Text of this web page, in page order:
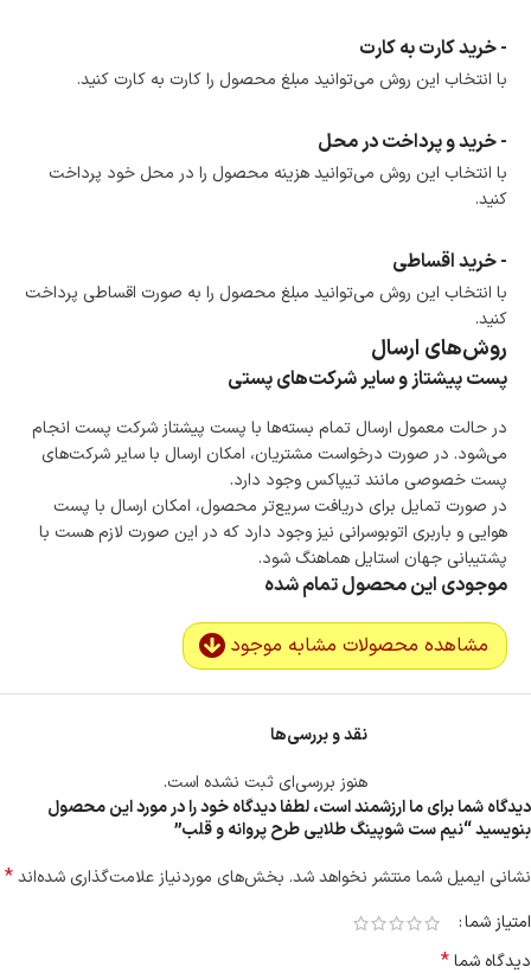
- خرید کارت به کارت
با انتخاب این روش می‌توانید مبلغ محصول را کارت به کارت کنید.
- خرید و پرداخت در محل
با انتخاب این روش می‌توانید هزینه محصول را در محل خود پرداخت
کنید.
- خرید اقساطی
با انتخاب این روش می‌توانید مبلغ محصول را به صورت اقساطی پرداخت
کنید.
روش‌های ارسال
پست پیشتاز و سایر شرکت‌های پستی
در حالت معمول ارسال تمام بسته‌ها با پست پیشتاز شرکت پست انجام
می‌شود. در صورت درخواست مشتریان، امکان ارسال با سایر شرکت‌های
پست خصوصی مانند تیپاکس وجود دارد.
در صورت تمایل برای دریافت سریع‌تر محصول، امکان ارسال با پست
هوایی و باربری اتوبوسرانی نیز وجود دارد که در این صورت لازم هست با
پشتیبانی جهان استایل هماهنگ شود.
موجودی این محصول تمام شده
مشاهده محصولات مشابه موجود
نقد و بررسی‌ها
هنوز بررسی‌ای ثبت نشده است.
دیدگاه شما برای ما ارزشمند است، لطفا دیدگاه خود را در مورد این محصول
بنویسید “نیم ست شوپینگ طلایی طرح پروانه و قلب”
نشانی ایمیل شما منتشر نخواهد شد. بخش‌های موردنیاز علامت‌گذاری شده‌اند*
امتیاز شما
دیدگاه شما*